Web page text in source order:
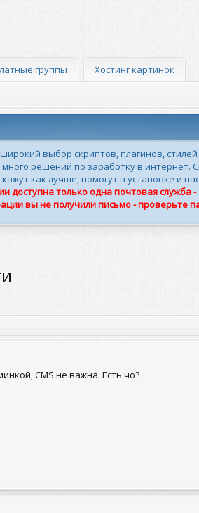
группы Хостинг картинок
выбор скриптов, плагинов,
решений по заработку в
как лучше, помогут в установке и
доступна только одна почтовая служба -
вы не получили письмо - проверьте
CMS не важна. Есть чо?